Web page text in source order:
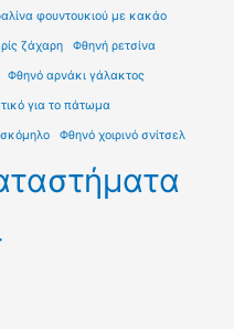
φουντουκιού με κακάο
ζάχαρη Φθηνή ρετσίνα
Φθηνό αρνάκι γάλακτος
για το πάτωμα
Φθηνό χοιρινό σνίτσελ